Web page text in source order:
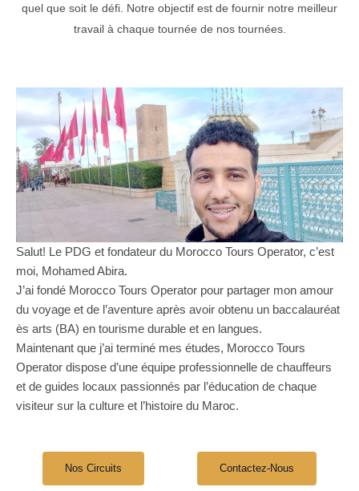
quel que soit le défi. Notre objectif est de fournir notre meilleur
travail à chaque tournée de nos tournées.
Salut! Le PDG et fondateur du Morocco Tours Operator, c’est
moi, Mohamed Abira.
J’ai fondé Morocco Tours Operator pour partager mon amour
du voyage et de l’aventure après avoir obtenu un baccalauréat
ès arts (BA) en tourisme durable et en langues.
Maintenant que j’ai terminé mes études, Morocco Tours
Operator dispose d’une équipe professionnelle de chauffeurs
et de guides locaux passionnés par l’éducation de chaque
visiteur sur la culture et l’histoire du Maroc.
Nos Circuits Contactez-Nous